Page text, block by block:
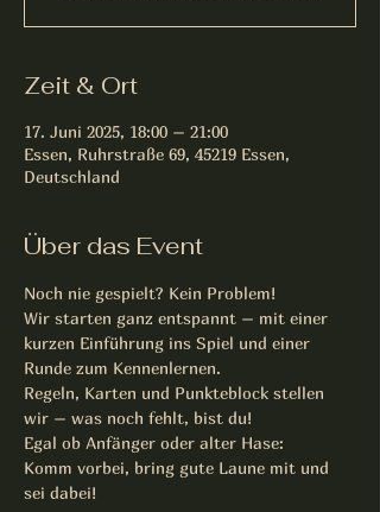
Zeit & Ort
17. Juni 2025, 18:00 – 21:00
Essen, Ruhrstraße 69, 45219 Essen,
Deutschland
Über das Event
Noch nie gespielt? Kein Problem!
Wir starten ganz entspannt – mit einer
kurzen Einführung ins Spiel und einer
Runde zum Kennenlernen.
Regeln, Karten und Punkteblock stellen
wir – was noch fehlt, bist du!
Egal ob Anfänger oder alter Hase:
Komm vorbei, bring gute Laune mit und
sei dabei!